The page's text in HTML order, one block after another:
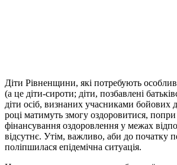
Діти Рівненщини, які потребують
(а це діти-сироти; діти, позбавлені
діти осіб, визнаних учасниками бойових
році матимуть змогу оздоровитися, попри
фінансування оздоровлення у межах
відсутнє. Утім, важливо, аби до початку
поліпшилася епідемічна ситуація.